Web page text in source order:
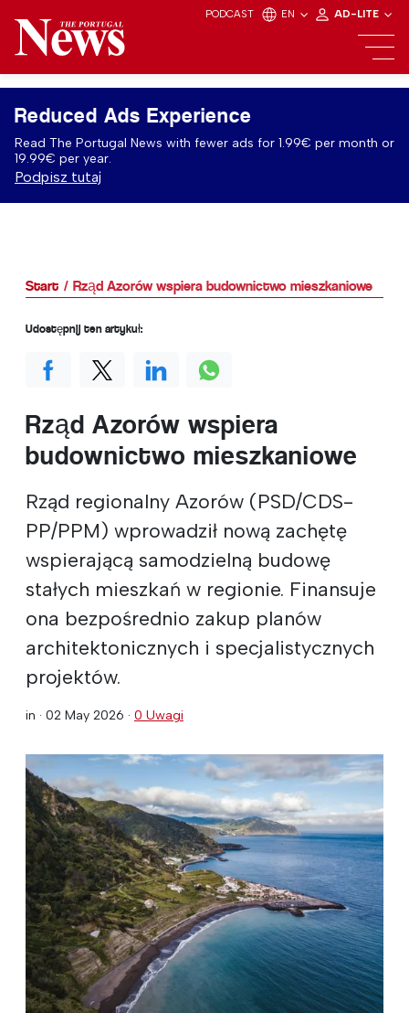
PODCAST EN AD-LITE
Reduced Ads Experience
Read The Portugal News with fewer ads for 1.99€ per month or
19.99€ per year.
Podpisz tutaj
Start Rząd Azorów wspiera budownictwo mieszkaniowe
Rząd Azorów wspiera
budownictwo mieszkaniowe
Rząd regionalny Azorów (PSD/CDS-
PP/PPM) wprowadził nową zachętę
wspierającą samodzielną budowę
stałych mieszkań w regionie. Finansuje
ona bezpośrednio zakup planów
architektonicznych i specjalistycznych
projektów.
in · 02 May 2026 · 0 Uwagi
Udostępnij ten artykuł: